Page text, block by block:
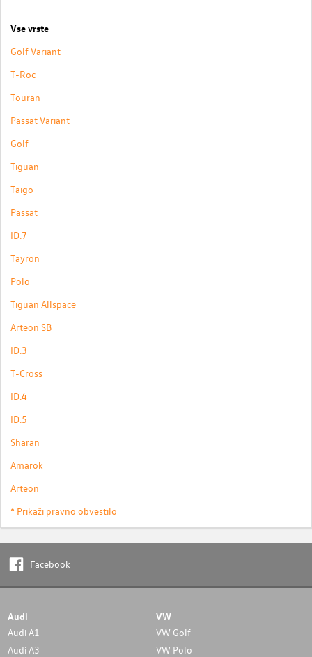
Vse vrste
Golf Variant
T-Roc
Touran
Passat Variant
Golf
Tiguan
Taigo
Passat
ID.7
Tayron
Polo
Tiguan Allspace
Arteon SB
ID.3
T-Cross
ID.4
ID.5
Sharan
Amarok
Arteon
* Prikaži pravno obvestilo
Facebook
Audi
Audi A1
Audi A3
VW
VW Golf
VW Polo